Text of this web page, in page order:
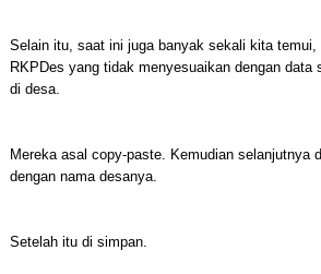
Selain itu, saat ini juga banyak sekali kita temui,
RKPDes yang tidak menyesuaikan dengan data
di desa.
Mereka asal copy-paste. Kemudian selanjutnya
dengan nama desanya.
Setelah itu di simpan.